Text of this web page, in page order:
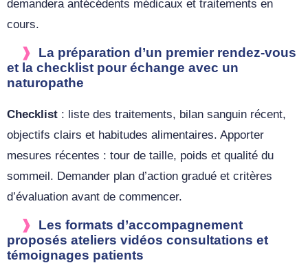
demandera antécédents médicaux et traitements en
cours.
La préparation d’un premier rendez-vous
et la checklist pour échange avec un
naturopathe
Checklist : liste des traitements, bilan sanguin récent,
objectifs clairs et habitudes alimentaires. Apporter
mesures récentes : tour de taille, poids et qualité du
sommeil. Demander plan d’action gradué et critères
d’évaluation avant de commencer.
Les formats d’accompagnement
proposés ateliers vidéos consultations et
témoignages patients